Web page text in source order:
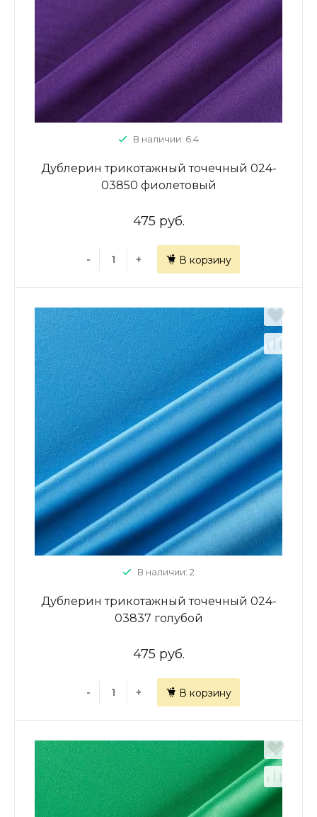
В наличии: 6.4
Дублерин трикотажный точечный 024-
03850 фиолетовый
475 руб.
- + В корзину
В наличии: 2
Дублерин трикотажный точечный 024-
03837 голубой
475 руб.
- + В корзину